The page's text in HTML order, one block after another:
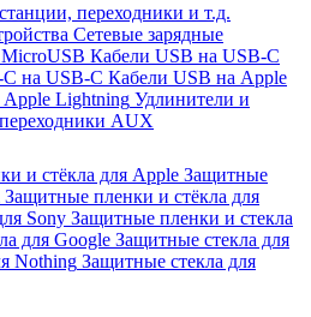
переходники и т.д.
Сетевые зарядные
Кабели USB на USB-C
на USB-C Кабели USB на Apple
Lightning Удлинители и
AUX
и стёкла для Apple Защитные
Защитные пленки и стёкла для
Sony Защитные пленки и стекла
для Google Защитные стекла для
Nothing Защитные стекла для